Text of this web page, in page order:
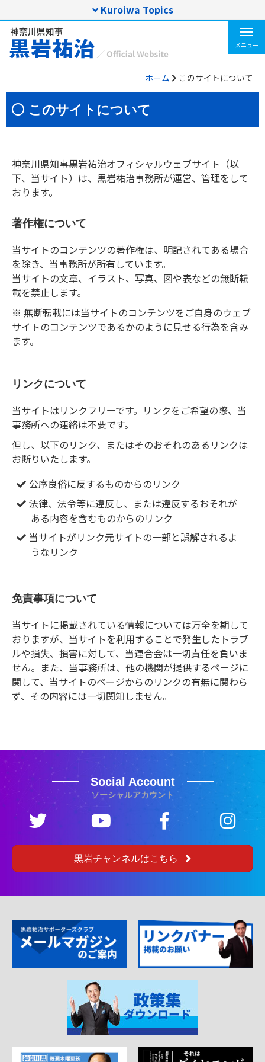
Kuroiwa Topics
T
o
g
l
e
v
t
メニュー
ホーム このサイトについて
このサイトについて
神奈川県知事黒岩祐治オフィシャルウェブサイト（以
下、当サイト）は、黒岩祐治事務所が運営、管理をして
おります。
著作権について
当サイトのコンテンツの著作権は、明記されてある場合
を除き、当事務所が所有しています。
当サイトの文章、イラスト、写真、図や表などの無断転
載を禁止します。
※ 無断転載には当サイトのコンテンツをご自身のウェブ
サイトのコンテンツであるかのように見せる行為を含み
ます。
リンクについて
当サイトはリンクフリーです。リンクをご希望の際、当
事務所への連絡は不要です。
但し、以下のリンク、またはそのおそれのあるリンクは
お断りいたします。
公序良俗に反するものからのリンク
法律、法令等に違反し、または違反するおそれが
ある内容を含むものからのリンク
当サイトがリンク元サイトの一部と誤解されるよ
うなリンク
免責事項について
当サイトに掲載されている情報については万全を期して
おりますが、当サイトを利用することで発生したトラブ
ルや損失、損害に対して、当連合会は一切責任を負いま
せん。また、当事務所は、他の機関が提供するページに
関して、当サイトのページからのリンクの有無に関わら
ず、その内容には一切関知しません。
Social Account
ソーシャルアカウント
黒岩チャンネルはこちら